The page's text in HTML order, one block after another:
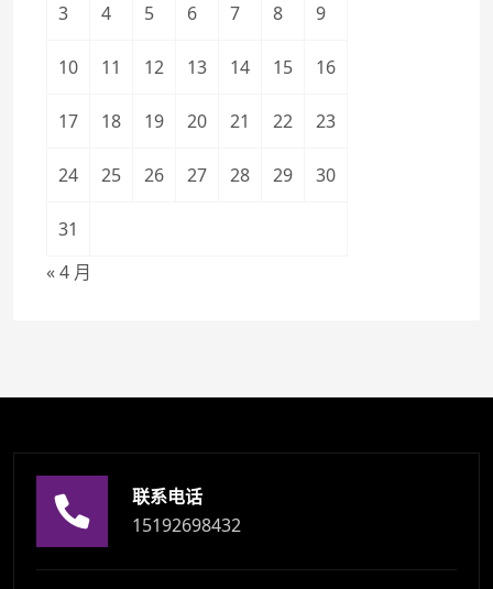
3 4 5 6 7 8 9
10 11 12 13 14 15 16
17 18 19 20 21 22 23
24 25 26 27 28 29 30
31
« 4 月
联系电话
15192698432